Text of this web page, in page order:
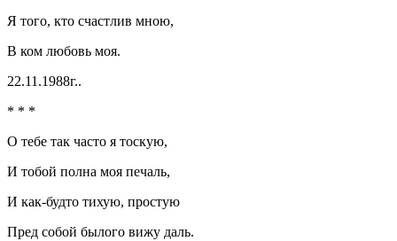
Я того, кто счастлив мною,
В ком любовь моя.
22.11.1988г..
* * *
О тебе так часто я тоскую,
И тобой полна моя печаль,
И как-будто тихую, простую
Пред собой былого вижу даль.